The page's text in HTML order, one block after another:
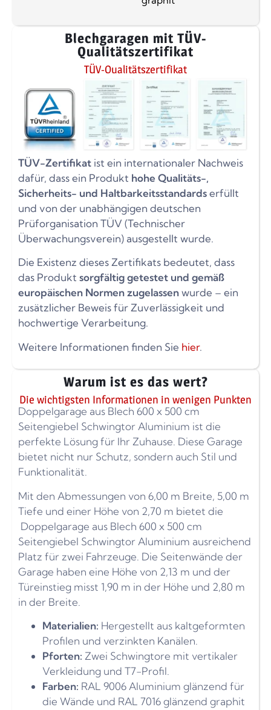
Blechgaragen mit TÜV-
Qualitätszertifikat
TÜV-Qualitätszertifikat
TÜV-Zertifikat ist ein internationaler Nachweis
dafür, dass ein Produkt hohe Qualitäts-,
Sicherheits- und Haltbarkeitsstandardserfüllt
und von der unabhängigen deutschen
Prüforganisation TÜV (Technischer
Überwachungsverein) ausgestellt wurde.
Die Existenz dieses Zertifikats bedeutet, dass
das Produkt sorgfältig getestet und gemäß
europäischen Normen zugelassenwurde – ein
zusätzlicher Beweis für Zuverlässigkeit und
hochwertige Verarbeitung.
Weitere Informationen finden Sie hier.
Warum ist es das wert?
Die wichtigsten Informationen in wenigen Punkten
Doppelgarage aus Blech 600 x 500 cm
Seitengiebel Schwingtor Aluminium ist die
perfekte Lösung für Ihr Zuhause. Diese Garage
bietet nicht nur Schutz, sondern auch Stil und
Funktionalität.
Mit den Abmessungen von 6,00 m Breite, 5,00 m
Tiefe und einer Höhe von 2,70 m bietet die
Doppelgarage aus Blech 600 x 500 cm
Seitengiebel Schwingtor Aluminium ausreichend
Platz für zwei Fahrzeuge. Die Seitenwände der
Garage haben eine Höhe von 2,13 m und der
Türeinstieg misst 1,90 m in der Höhe und 2,80 m
in der Breite.
Materialien: Hergestellt aus kaltgeformten
Profilen und verzinkten Kanälen.
Pforten: Zwei Schwingtore mit vertikaler
Verkleidung und T7-Profil.
Farben: RAL 9006 Aluminium glänzend für
die Wände und RAL 7016 glänzend graphit